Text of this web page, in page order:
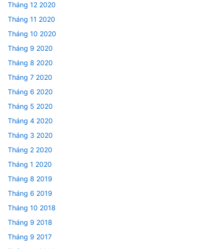
Tháng 12 2020
Tháng 11 2020
Tháng 10 2020
Tháng 9 2020
Tháng 8 2020
Tháng 7 2020
Tháng 6 2020
Tháng 5 2020
Tháng 4 2020
Tháng 3 2020
Tháng 2 2020
Tháng 1 2020
Tháng 8 2019
Tháng 6 2019
Tháng 10 2018
Tháng 9 2018
Tháng 9 2017